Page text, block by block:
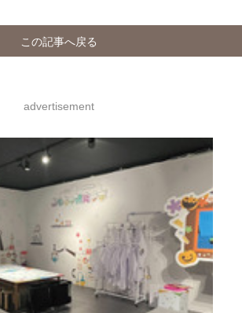
この記事へ戻る
advertisement